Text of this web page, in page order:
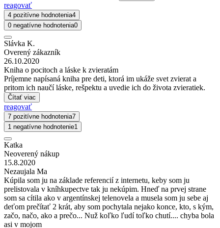
reagovať
4 pozitívne hodnotenia4
0 negatívne hodnotenia0
Slávka K.
Overený zákazník
26.10.2020
Kniha o pocitoch a láske k zvieratám
Príjemne napísaná kniha pre deti, ktorá im ukáže svet zvierat a
pritom ich naučí láske, rešpektu a uvedie ich do života zvieratiek.
Čítať viac
reagovať
7 pozitívne hodnotenia7
1 negatívne hodnotenie1
Katka
Neoverený nákup
15.8.2020
Nezaujala Ma
Kúpila som ju na základe referencií z internetu, keby som ju
prelistovala v kníhkupectve tak ju nekúpim. Hneď na prvej strane
som sa cítila ako v argentínskej telenovela a musela som ju sebe aj
deťom prečítať 2 krát, aby som pochytala nejako konce, kto, s kým,
začo, načo, ako a prečo... Nuž koľko ľudí toľko chutí.... chyba bola
asi v mojom